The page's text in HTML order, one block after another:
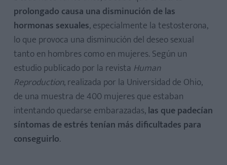
prolongado causa una disminución de las
hormonas sexuales, especialmente la testosterona,
lo que provoca una disminución del deseo sexual
tanto en hombres como en mujeres. Según un
estudio publicado por la revista Human
Reproduction, realizada por la Universidad de Ohio,
de una muestra de 400 mujeres que estaban
intentando quedarse embarazadas,las que padecían
síntomas de estrés tenían más dificultades para
conseguirlo.